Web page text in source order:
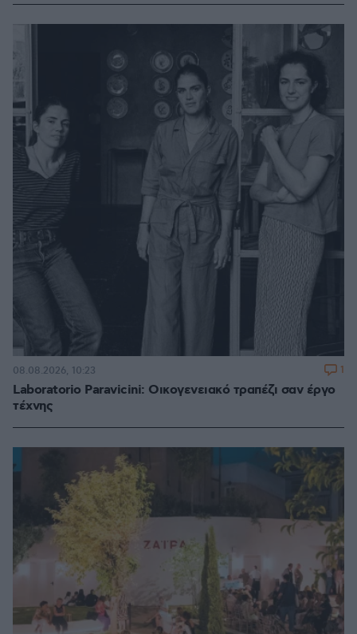
Laboratorio Paravicini: Οικογενειακό τραπέζι σαν έργο
τέχνης
08.08.2026, 10:23 1